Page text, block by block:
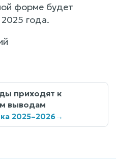
форме будет
года.
приходят к
выводам
2025–2026→